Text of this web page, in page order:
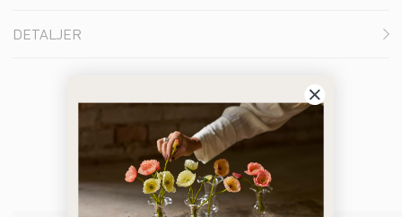
DETALJER
Du kanske också gillar